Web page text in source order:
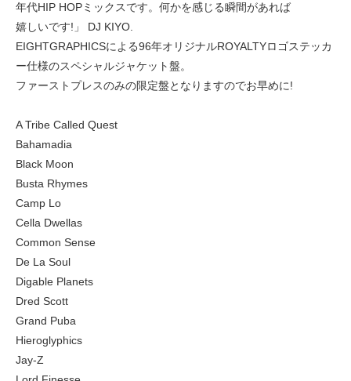
年代HIP HOPミックスです。何かを感じる瞬間があれば
嬉しいです!」 DJ KIYO.
EIGHTGRAPHICSによる96年オリジナルROYALTYロゴステッカ
ー仕様のスペシャルジャケット盤。
ファーストプレスのみの限定盤となりますのでお早めに!
A Tribe Called Quest
Bahamadia
Black Moon
Busta Rhymes
Camp Lo
Cella Dwellas
Common Sense
De La Soul
Digable Planets
Dred Scott
Grand Puba
Hieroglyphics
Jay-Z